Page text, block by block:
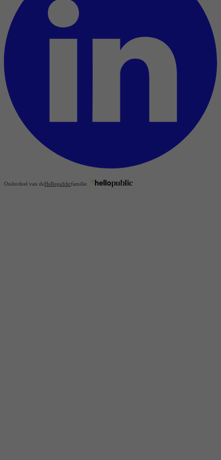
Onderdeel van deHellopublicfamilie